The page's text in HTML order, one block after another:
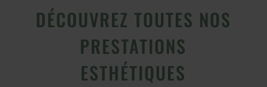
DÉCOUVREZ TOUTES NOS
PRESTATIONS
ESTHÉTIQUES